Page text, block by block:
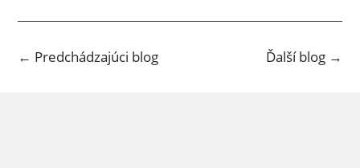
← Predchádzajúci blog Ďalší blog→